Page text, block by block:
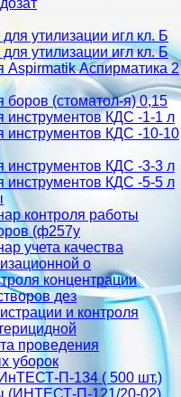
утилизации игл кл. Б
утилизации игл кл. Б
Aspirmatik Аспирматика 2
боров (стоматол-я) 0,15
инструментов КДС -1-1 л
инструментов КДС -10-10
инструментов КДС -3-3 л
инструментов КДС -5-5 л
контроля работы
(ф257у
учета качества
о
концентрации
дез
и контроля
проведения
уборок
П-134 ( 500 шт.)
(ИНТЕСТ-П-121/20-02)